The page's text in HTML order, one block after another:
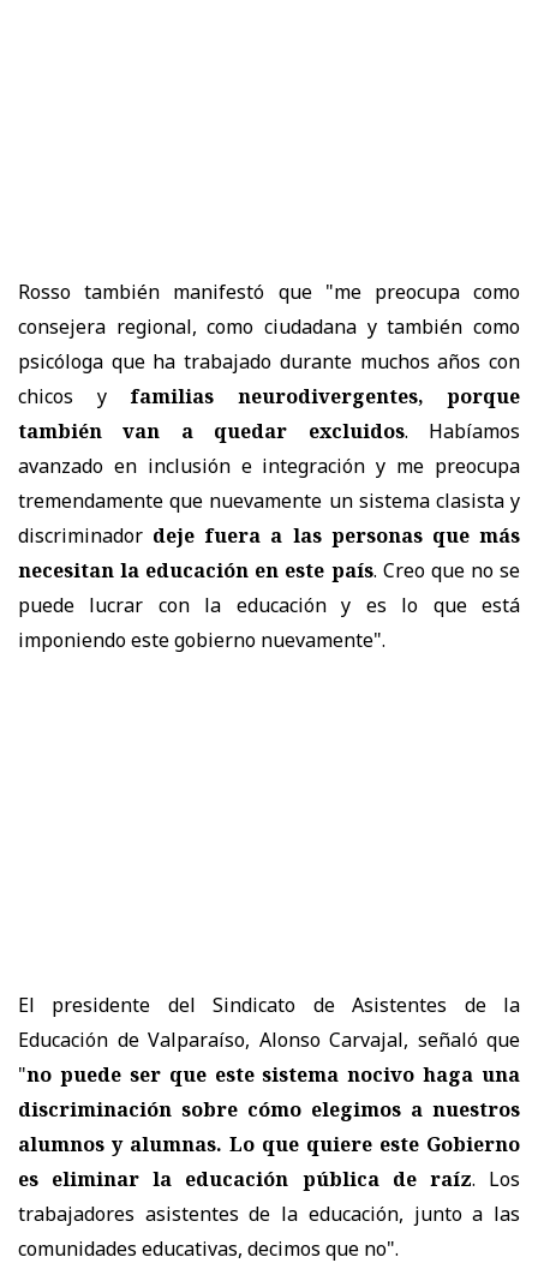
Rosso también manifestó que "me preocupa como
consejera regional, como ciudadana y también como
psicóloga que ha trabajado durante muchos años con
chicos yfamilias neurodivergentes, porque
también van a quedar excluidos. Habíamos
avanzado en inclusión e integración y me preocupa
tremendamente que nuevamente un sistema clasista y
discriminador deje fuera a las personas que más
necesitan la educación en este país. Creo que no se
puede lucrar con la educación y es lo que está
imponiendo este gobierno nuevamente".
El presidente del Sindicato de Asistentes de la
Educación de Valparaíso, Alonso Carvajal, señaló que
"no puede ser que este sistema nocivo haga una
discriminación sobre cómo elegimos a nuestros
alumnos y alumnas. Lo que quiere este Gobierno
es eliminar la educación pública de raíz. Los
trabajadores asistentes de la educación, junto a las
comunidades educativas, decimos que no".